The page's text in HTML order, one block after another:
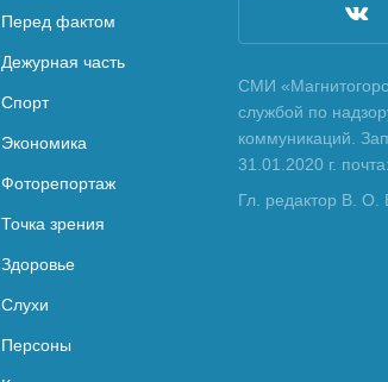
Перед фактом
Дежурная часть
Спорт
Экономика
Фоторепортаж
Точка зрения
Здоровье
Слухи
Персоны
СМИ
службой по
коммуникаций.
31.01.2020 г.
Гл. редактор В. О.